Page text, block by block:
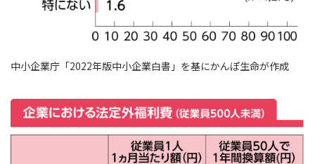
中小企業庁「2022年版中小企業白書」を基にかんぽ生命が作成